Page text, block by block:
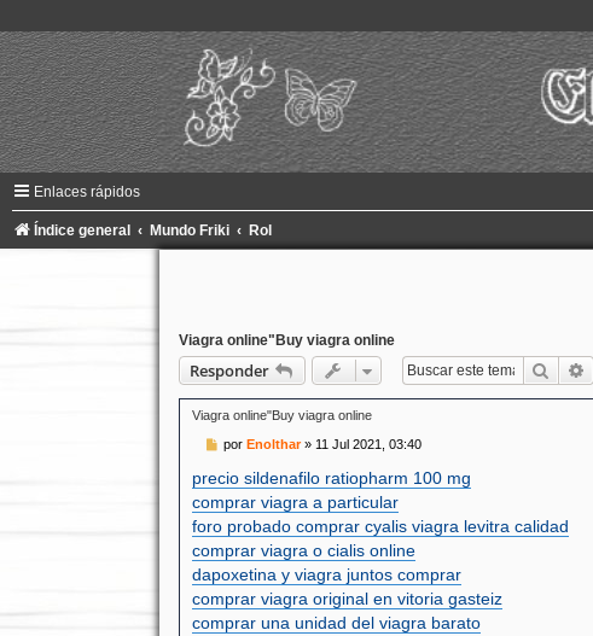
Enlaces rápidos
Índice general Mundo Friki Rol
Viagra online"Buy viagra online
Responder Buscar
Viagra online"Buy viagra online
M
n
s
a
j
e
por Enolthar» 11 Jul 2021, 03:40
precio sildenafilo ratiopharm 100 mg
comprar viagra a particular
foro probado comprar cyalis viagra levitra calidad
comprar viagra o cialis online
dapoxetina y viagra juntos comprar
comprar viagra original en vitoria gasteiz
comprar una unidad del viagra barato